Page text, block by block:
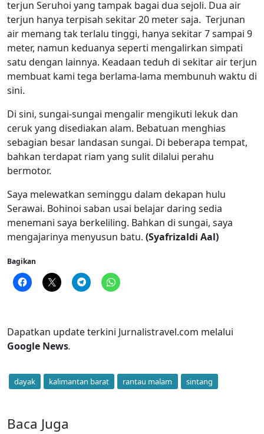
terjun Seruhoi yang tampak bagai dua sejoli. Dua air
terjun hanya terpisah sekitar 20 meter saja. Terjunan
air memang tak terlalu tinggi, hanya sekitar 7 sampai 9
meter, namun keduanya seperti mengalirkan simpati
satu dengan lainnya. Keadaan teduh di sekitar air terjun
membuat kami tega berlama-lama membunuh waktu di
sini.
Di sini, sungai-sungai mengalir mengikuti lekuk dan
ceruk yang disediakan alam. Bebatuan menghias
sebagian besar landasan sungai. Di beberapa tempat,
bahkan terdapat riam yang sulit dilalui perahu
bermotor.
Saya melewatkan seminggu dalam dekapan hulu
Serawai. Bohinoi saban usai belajar daring sedia
menemani saya berkeliling. Bahkan di sungai, saya
mengajarinya menyusun batu. (Syafrizaldi Aal)
Bagikan
Dapatkan update terkini Jurnalistravel.com melalui
Google News.
dayak kalimantan barat rantau malam sintang
Baca Juga